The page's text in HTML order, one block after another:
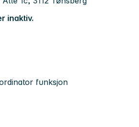
inaktiv.
funksjon